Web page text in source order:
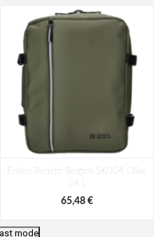
Enrico Benetti Bergen 56004 Olive
24 L
65,48 €
mode